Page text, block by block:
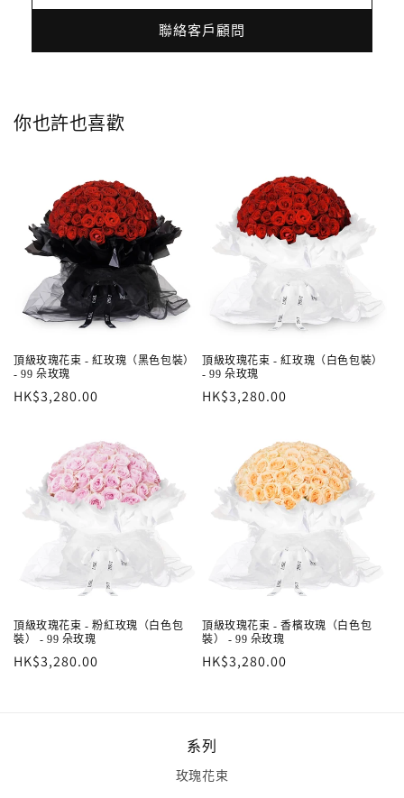
聯絡客戶顧問
你也許也喜歡
頂級玫瑰花束 - 紅玫瑰（黑色包裝）
- 99 朵玫瑰
定
HK$3,280.00
頂級玫瑰花束 - 紅玫瑰（白色包裝）
- 99 朵玫瑰
定
HK$3,280.00
頂級玫瑰花束 - 粉紅玫瑰（白色包
裝） - 99 朵玫瑰
定
HK$3,280.00
頂級玫瑰花束 - 香檳玫瑰（白色包
裝） - 99 朵玫瑰
定
HK$3,280.00
系列
玫瑰花束